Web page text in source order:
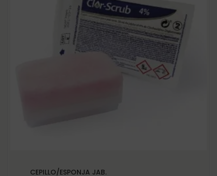
CEPILLO/ESPONJA JAB.